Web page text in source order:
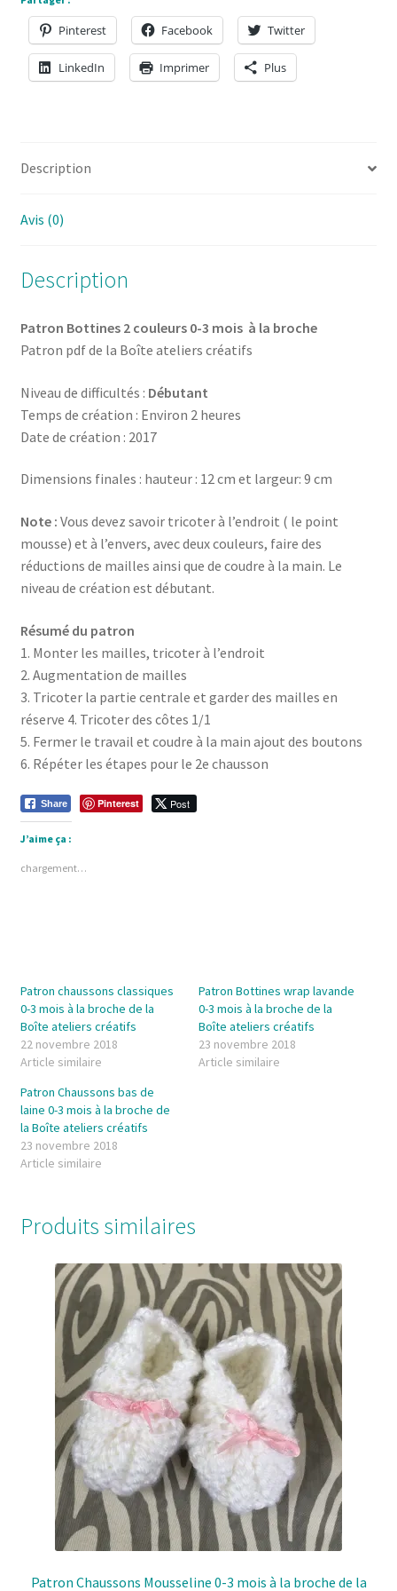
la
Boîte
ateliers
créatifs
Pinterest Facebook Twitter
LinkedIn Imprimer Plus
Description
Avis (0)
Description
Patron Bottines 2 couleurs 0-3 mois à la broche
Patron pdf de la Boîte ateliers créatifs
Niveau de difficultés : Débutant
Temps de création : Environ 2 heures
Date de création : 2017
Dimensions finales : hauteur : 12 cm et largeur: 9 cm
Note : Vous devez savoir tricoter à l’endroit ( le point
mousse) et à l’envers, avec deux couleurs, faire des
réductions de mailles ainsi que de coudre à la main. Le
niveau de création est débutant.
Résumé du patron
1. Monter les mailles, tricoter à l’endroit
2. Augmentation de mailles
3. Tricoter la partie centrale et garder des mailles en
réserve 4. Tricoter des côtes 1/1
5. Fermer le travail et coudre à la main ajout des boutons
6. Répéter les étapes pour le 2e chausson
Share Pinterest Post
J’aime ça :
chargement…
Patron chaussons classiques
0-3 mois à la broche de la
Boîte ateliers créatifs
22 novembre 2018
Article similaire
Patron Bottines wrap lavande
0-3 mois à la broche de la
Boîte ateliers créatifs
23 novembre 2018
Article similaire
Patron Chaussons bas de
laine 0-3 mois à la broche de
la Boîte ateliers créatifs
23 novembre 2018
Article similaire
Produits similaires
Patron Chaussons Mousseline 0-3 mois à la broche de la